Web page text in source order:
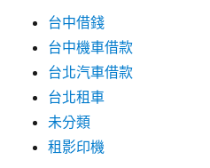
台中借錢
台中機車借款
台北汽車借款
台北租車
未分類
租影印機